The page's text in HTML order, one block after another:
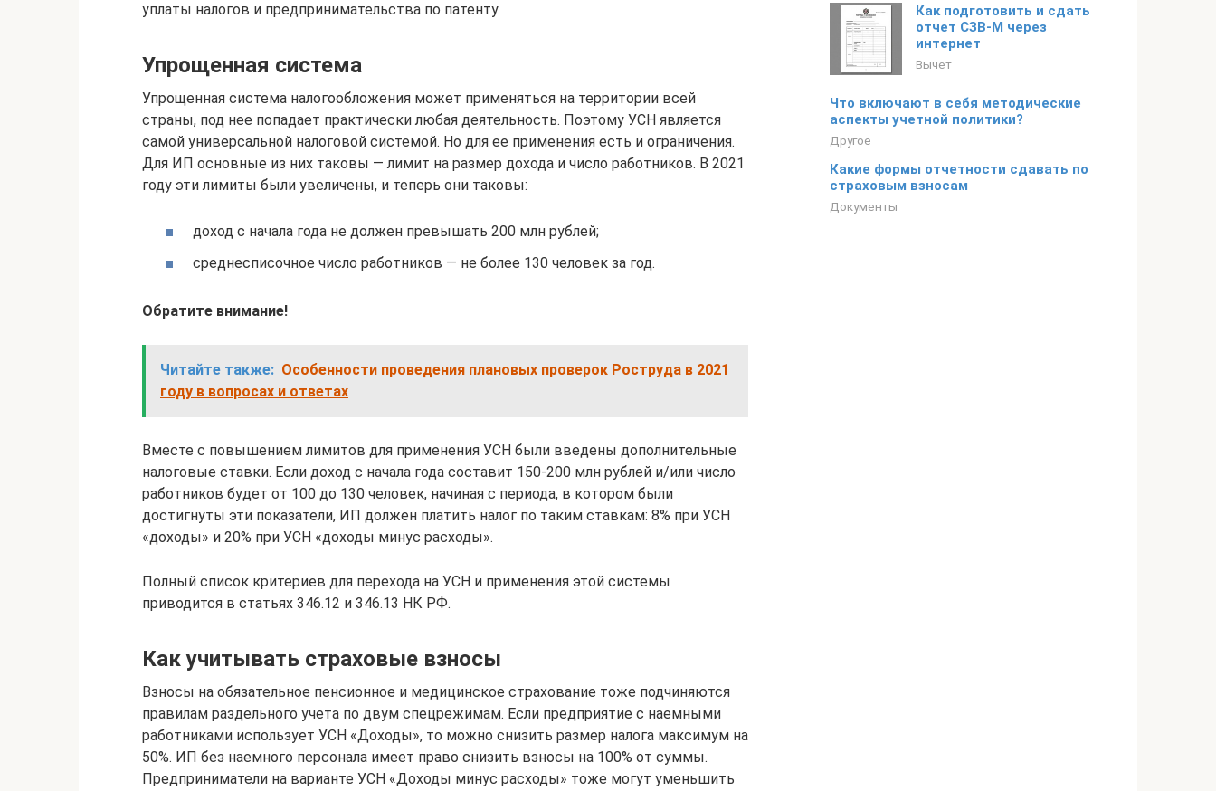
уплаты налогов и предпринимательства по патенту.
Упрощенная система
Упрощенная система налогообложения может применяться на территории всей
страны, под нее попадает практически любая деятельность. Поэтому УСН является
самой универсальной налоговой системой. Но для ее применения есть и ограничения.
Для ИП основные из них таковы — лимит на размер дохода и число работников. В 2021
году эти лимиты были увеличены, и теперь они таковы:
доход с начала года не должен превышать 200 млн рублей;
среднесписочное число работников — не более 130 человек за год.
Обратите внимание!
Читайте также: Особенности проведения плановых проверок Роструда в 2021
году в вопросах и ответах
Вместе с повышением лимитов для применения УСН были введены дополнительные
налоговые ставки. Если доход с начала года составит 150-200 млн рублей и/или число
работников будет от 100 до 130 человек, начиная с периода, в котором были
достигнуты эти показатели, ИП должен платить налог по таким ставкам: 8% при УСН
«доходы» и 20% при УСН «доходы минус расходы».
Полный список критериев для перехода на УСН и применения этой системы
приводится в статьях 346.12 и 346.13 НК РФ.
Как учитывать страховые взносы
Взносы на обязательное пенсионное и медицинское страхование тоже подчиняются
правилам раздельного учета по двум спецрежимам. Если предприятие с наемными
работниками использует УСН «Доходы», то можно снизить размер налога максимум на
50%. ИП без наемного персонала имеет право снизить взносы на 100% от суммы.
Предприниматели на варианте УСН «Доходы минус расходы» тоже могут уменьшить
Как подготовить и сдать
отчет СЗВ-М через
интернет
Вычет
Что включают в себя методические
аспекты учетной политики?
Другое
Какие формы отчетности сдавать по
страховым взносам
Документы